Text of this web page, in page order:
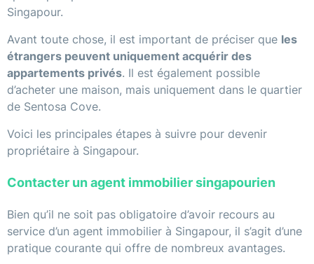
Singapour.
Avant toute chose, il est important de préciser que les
étrangers peuvent uniquement acquérir des
appartements privés. Il est également possible
d’acheter une maison, mais uniquement dans le quartier
de Sentosa Cove.
Voici les principales étapes à suivre pour devenir
propriétaire à Singapour.
Contacter un agent immobilier singapourien
Bien qu’il ne soit pas obligatoire d’avoir recours au
service d’un agent immobilier à Singapour, il s’agit d’une
pratique courante qui offre de nombreux avantages.